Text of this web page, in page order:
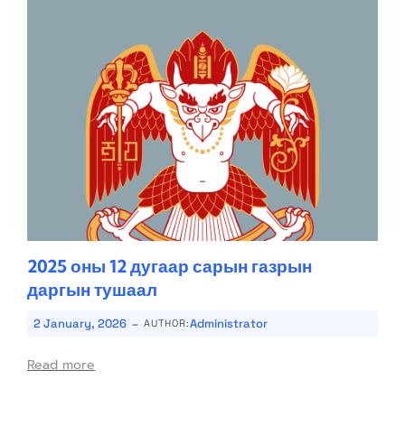
2025 оны 12 дугаар сарын газрын
даргын тушаал
2 January, 2026 - AUTHOR:Administrator
Read more